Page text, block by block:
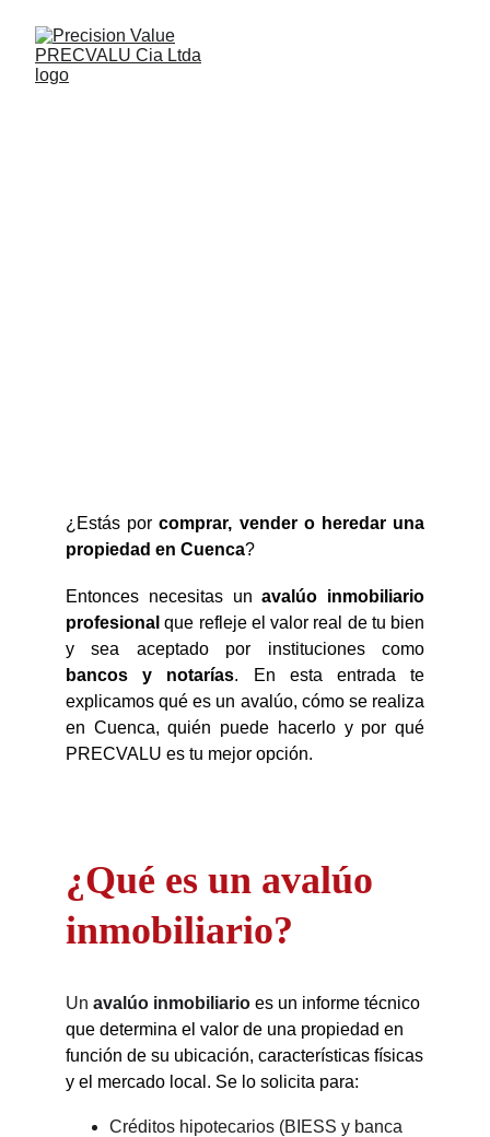
¿Estás porcomprar, vender o heredar una
propiedad en Cuenca?
Entonces necesitas unavalúo inmobiliario
profesional que refleje el valor real de tu bien
y sea aceptado por instituciones como
bancos y notarías. En esta entrada te
explicamos qué es un avalúo, cómo se realiza
en Cuenca, quién puede hacerlo y por qué
PRECVALU es tu mejor opción.
¿Qué es un avalúo
inmobiliario?
Un avalúo inmobiliario es un informe técnico
que determina el valor de una propiedad en
función de su ubicación, características físicas
y el mercado local. Se lo solicita para:
Créditos hipotecarios (BIESS y banca